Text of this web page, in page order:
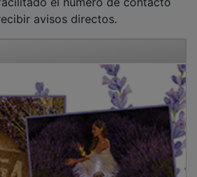
avisos directos.